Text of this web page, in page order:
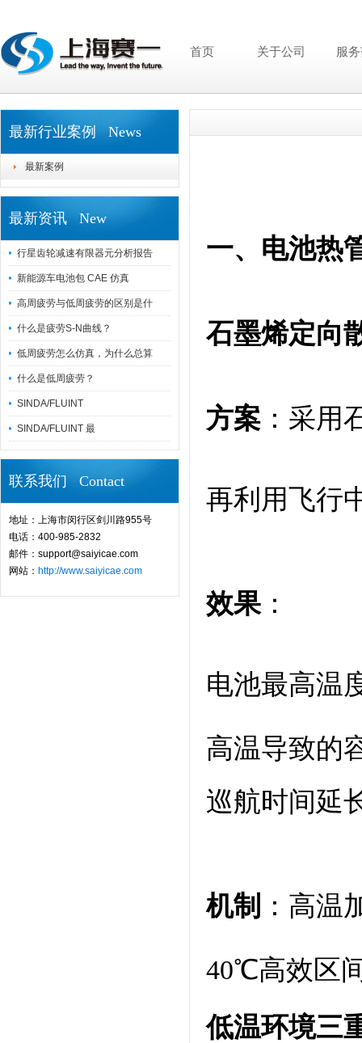
首页 关于公司 服
最新行业案例 News
最新案例
最新资讯 New
行星齿轮减速有限器元分析报告
新能源车电池包 CAE 仿真
高周疲劳与低周疲劳的区别是什
什么是疲劳S-N曲线？
低周疲劳怎么仿真，为什么总算
什么是低周疲劳？
SINDA/FLUINT
SINDA/FLUINT 最
联系我们 Contact
地址：上海市闵行区剑川路955号
电话：400-985-2832
邮件：support@saiyicae.com
网站： http://www.saiyicae.com
一、电池热
石墨烯定向
方案 ：采用
再利用飞行
效果 ：
电池最高温
高温导致的
巡航时间延
机制 ：高温
40℃高效区
低温环境三